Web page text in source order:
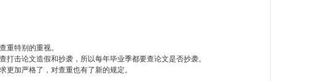
重特别的重视。
击论文造假和抄袭，所以每年毕业季都要查论文是否抄袭。
加严格了，对查重也有了新的规定。